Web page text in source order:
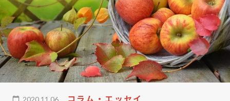
2020.11.06 コラム・エッセイ